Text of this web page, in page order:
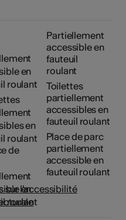
Partiellement
accessible en
fauteuil
roulant
Toilettes
partiellement
accessibles en
fauteuil roulant
Place de parc
partiellement
accessible en
fauteuil roulant
sur l'accessibilité